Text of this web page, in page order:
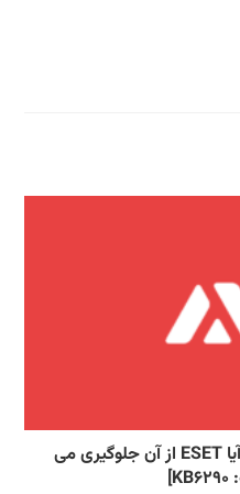
شبکه Avalanche چیست و آیا ESET از آن جلوگیری می